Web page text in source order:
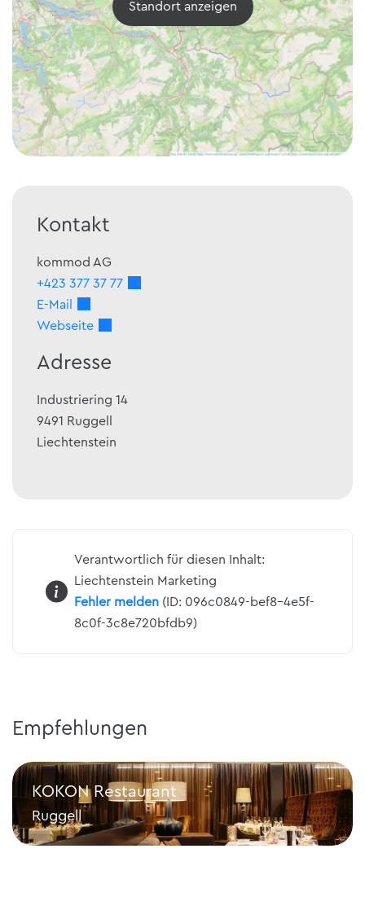
Standort anzeigen
Kontakt
kommod AG
+423 377 37 77
E-Mail
Webseite
Adresse
Industriering 14
9491 Ruggell
Liechtenstein
Verantwortlich für diesen Inhalt:
Liechtenstein Marketing
Fehler melden (ID: 096c0849-bef8-4e5f-
8c0f-3c8e720bfdb9)
Empfehlungen
KOKON Restaurant
Ruggell
KOKON Restaurant